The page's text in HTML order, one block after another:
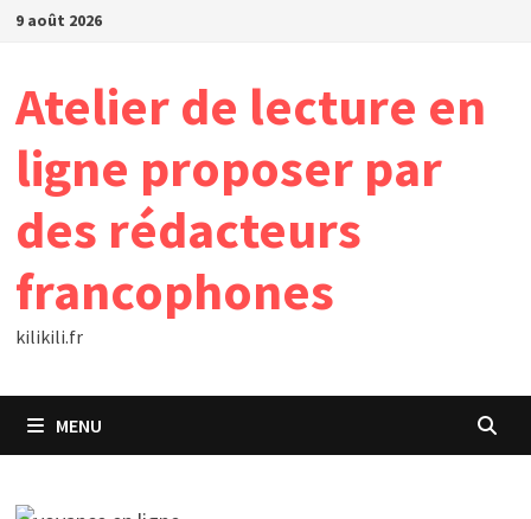
Passer
9 août 2026
Atelier de lecture en
ligne proposer par
des rédacteurs
francophones
kilikili.fr
MENU